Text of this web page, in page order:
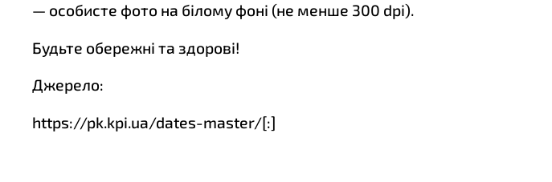
— особисте фото на білому фоні (не менше 300 dpi).
Будьте обережні та здорові!
Джерело:
https://pk.kpi.ua/dates-master/[:]